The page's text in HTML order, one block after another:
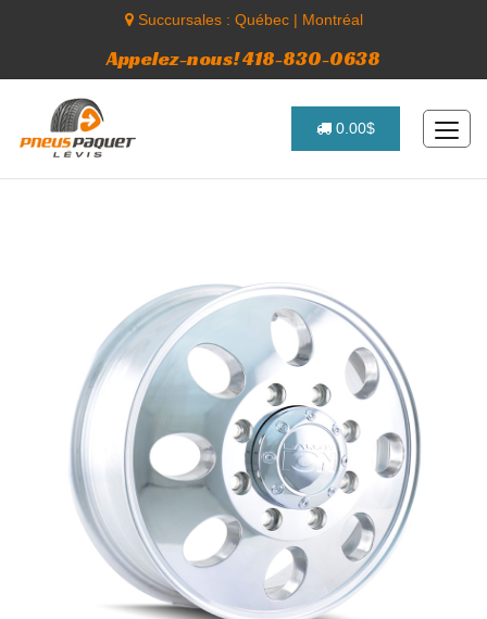
Succursales : Québec| Montréal
Appelez-nous! 418-830-0638
0.00$